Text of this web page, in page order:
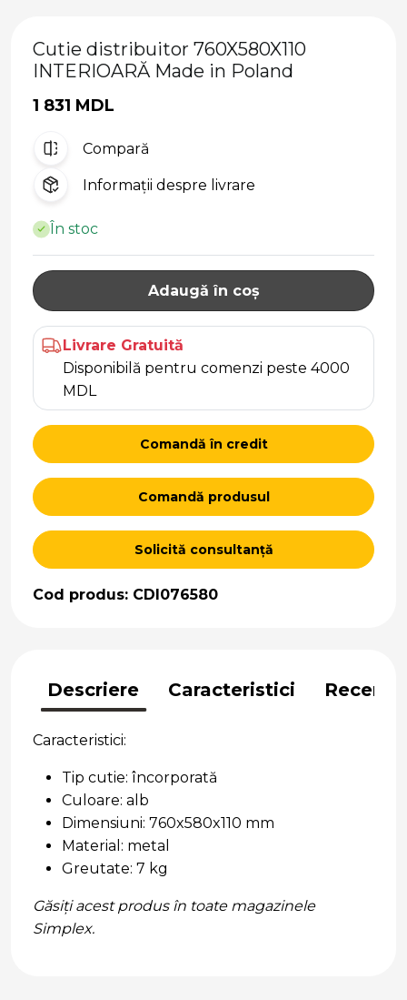
Cutie distribuitor 760X580X110
INTERIOARĂ Made in Poland
1 831 MDL
Compară
Informații despre livrare
În stoc
Adaugă în coș
Livrare Gratuită
Disponibilă pentru comenzi peste 4000
MDL
Comandă în credit
Comandă produsul
Solicită consultanță
Cod produs: CDI076580
Descriere Caracteristici
Caracteristici:
Tip cutie: încorporată
Culoare: alb
Dimensiuni: 760x580x110 mm
Material: metal
Greutate: 7 kg
Găsiți acest produs în toate magazinele
Simplex.